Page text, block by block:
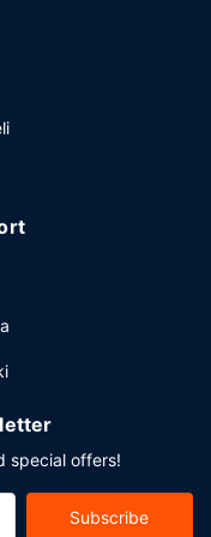
Jeżeli
4 sale
special offers!
Subscribe